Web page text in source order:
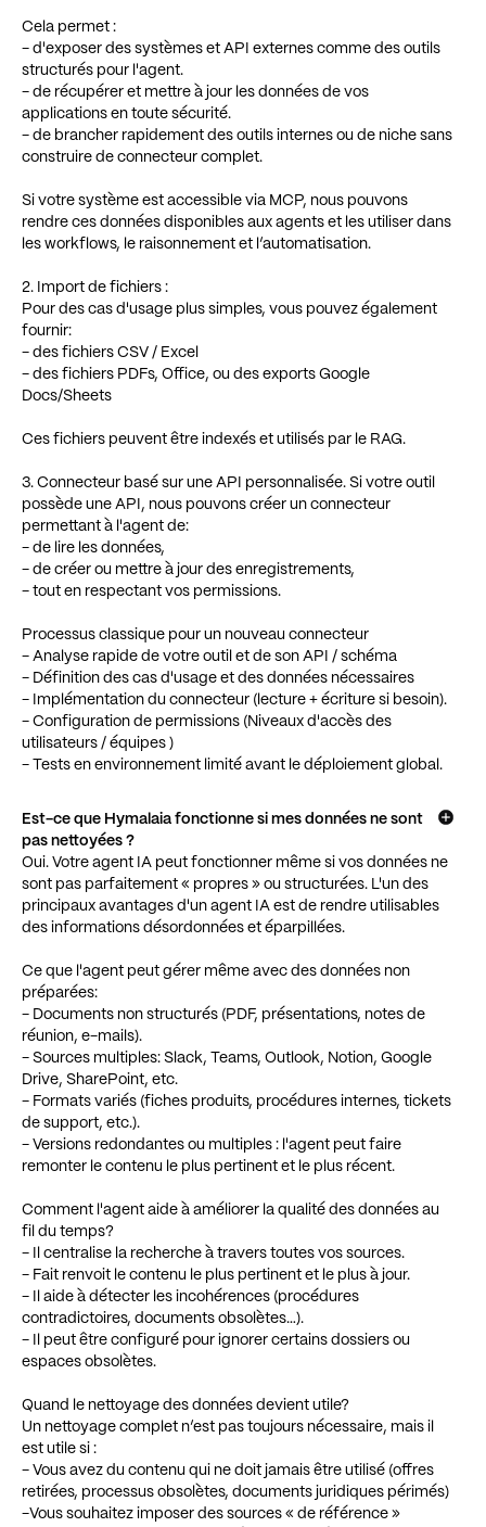
Cela permet :
- d'exposer des systèmes et API externes comme des outils
structurés pour l'agent.
- de récupérer et mettre à jour les données de vos
applications en toute sécurité.
- de brancher rapidement des outils internes ou de niche sans
construire de connecteur complet.
Si votre système est accessible via MCP, nous pouvons
rendre ces données disponibles aux agents et les utiliser dans
les workflows, le raisonnement et l’automatisation.
2. Import de fichiers :
Pour des cas d'usage plus simples, vous pouvez également
fournir:
- des fichiers CSV / Excel
- des fichiers PDFs, Office, ou des exports Google
Docs/Sheets
Ces fichiers peuvent être indexés et utilisés par le RAG.
3. Connecteur basé sur une API personnalisée. Si votre outil
possède une API, nous pouvons créer un connecteur
permettant à l'agent de:
- de lire les données,
- de créer ou mettre à jour des enregistrements,
- tout en respectant vos permissions.
Processus classique pour un nouveau connecteur
- Analyse rapide de votre outil et de son API / schéma
- Définition des cas d'usage et des données nécessaires
- Implémentation du connecteur (lecture + écriture si besoin).
- Configuration de permissions (Niveaux d'accès des
utilisateurs / équipes )
- Tests en environnement limité avant le déploiement global.
Est-ce que Hymalaia fonctionne si mes données ne sont
pas nettoyées ?
Oui. Votre agent IA peut fonctionner même si vos données ne
sont pas parfaitement « propres » ou structurées. L'un des
principaux avantages d'un agent IA est de rendre utilisables
des informations désordonnées et éparpillées.
Ce que l'agent peut gérer même avec des données non
préparées:
- Documents non structurés (PDF, présentations, notes de
réunion, e-mails).
- Sources multiples: Slack, Teams, Outlook, Notion, Google
Drive, SharePoint, etc.
- Formats variés (fiches produits, procédures internes, tickets
de support, etc.).
- Versions redondantes ou multiples : l'agent peut faire
remonter le contenu le plus pertinent et le plus récent.
Comment l'agent aide à améliorer la qualité des données au
fil du temps?
- Il centralise la recherche à travers toutes vos sources.
- Fait renvoit le contenu le plus pertinent et le plus à jour.
- Il aide à détecter les incohérences (procédures
contradictoires, documents obsolètes…).
- Il peut être configuré pour ignorer certains dossiers ou
espaces obsolètes.
Quand le nettoyage des données devient utile?
Un nettoyage complet n’est pas toujours nécessaire, mais il
est utile si :
- Vous avez du contenu qui ne doit jamais être utilisé (offres
retirées, processus obsolètes, documents juridiques périmés)
-Vous souhaitez imposer des sources « de référence »